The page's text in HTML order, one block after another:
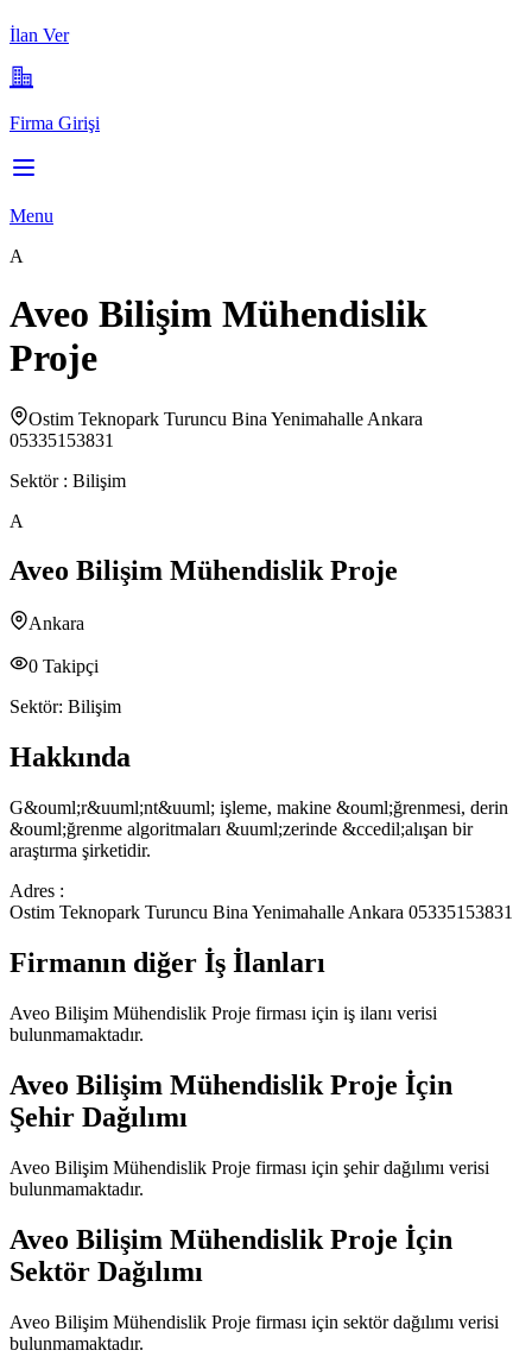
İlan Ver
Firma Girişi
Menu
A
Aveo Bilişim Mühendislik
Proje
Ostim Teknopark Turuncu Bina Yenimahalle Ankara
05335153831
Sektör : Bilişim
A
Aveo Bilişim Mühendislik Proje
Ankara
0 Takipçi
Sektör: Bilişim
Hakkında
G&ouml;r&uuml;nt&uuml; işleme, makine &ouml;ğrenmesi, derin
&ouml;ğrenme algoritmaları &uuml;zerinde &ccedil;alışan bir
araştırma şirketidir.
Adres :
Ostim Teknopark Turuncu Bina Yenimahalle Ankara 05335153831
Firmanın diğer İş İlanları
Aveo Bilişim Mühendislik Proje firması için iş ilanı verisi
bulunmamaktadır.
Aveo Bilişim Mühendislik Proje İçin
Şehir Dağılımı
Aveo Bilişim Mühendislik Proje firması için şehir dağılımı verisi
bulunmamaktadır.
Aveo Bilişim Mühendislik Proje İçin
Sektör Dağılımı
Aveo Bilişim Mühendislik Proje firması için sektör dağılımı verisi
bulunmamaktadır.